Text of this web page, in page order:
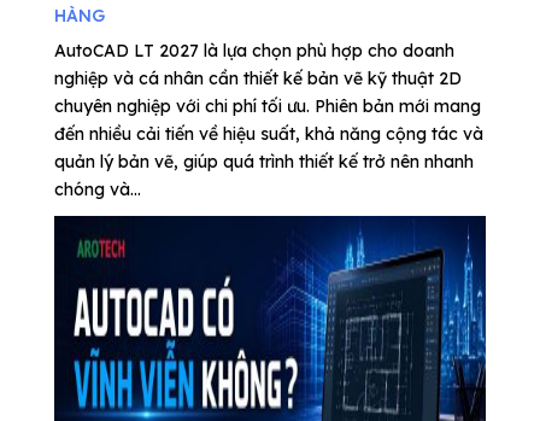
HÀNG
AutoCAD LT 2027 là lựa chọn phù hợp cho doanh
nghiệp và cá nhân cần thiết kế bản vẽ kỹ thuật 2D
chuyên nghiệp với chi phí tối ưu. Phiên bản mới mang
đến nhiều cải tiến về hiệu suất, khả năng cộng tác và
quản lý bản vẽ, giúp quá trình thiết kế trở nên nhanh
chóng và...